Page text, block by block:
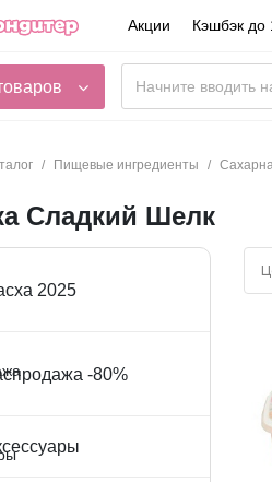
Акции Кэшбэк до
Пищевые ингредиенты
Сладкий Шелк
2025
-80%